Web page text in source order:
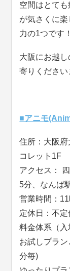
空間はとて
が気さくに
力の1つです！
大阪にお越
寄りください
■アニモ
住所：大阪
コレット1F
アクセス：
5分、なんば
営業時間：
定休日：不定
料金体系（入
お試しプラ
分毎)